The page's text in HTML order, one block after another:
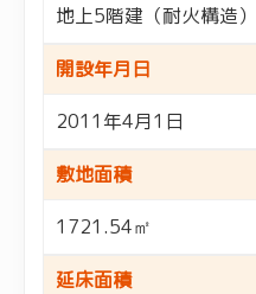
地上5階建（耐火構造）
開設年月日
2011年4月1日
敷地面積
1721.54㎡
延床面積